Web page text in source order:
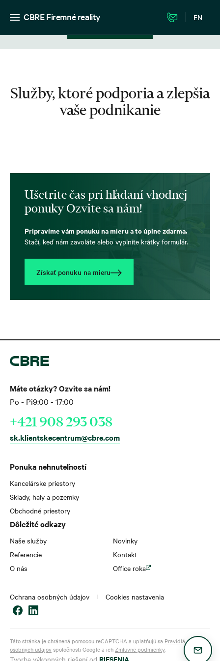
CBRE Firemné reality EN
Služby, ktoré podporia a zlepšia
vaše podnikanie
Ušetrite čas pri hľadaní vhodnej
ponuky Ozvite sa nám!
Pripravíme vám ponuku na mieru a to úplne zdarma.
Stačí, keď nám zavoláte alebo vyplníte krátky formulár.
Získať ponuku na mieru
Ponuka nehnuteľností
Kancelárske priestory
Sklady, haly a pozemky
Obchodné priestory
Dôležité odkazy
Naše služby
Referencie
O nás
Novinky
Kontakt
Office roka
Máte otázky? Ozvite sa nám!
Po - Pi9:00 - 17:00
+421 908 293 038
sk.klientskecentrum@cbre.com
Ochrana osobných údajov Cookies nastavenia
Táto stránka je chránená pomocou reCAPTCHA a uplatňujú sa Pravidlá ochrany
osobných údajovspoločnosti Google a ichZmluvné podmienky.
Tvorba výkonných riešení od RIESENIA